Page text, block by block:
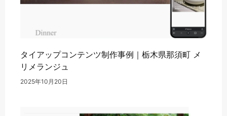
タイアップコンテンツ制作事例｜栃木県那須町 メ
リメランジュ
2025年10月20日